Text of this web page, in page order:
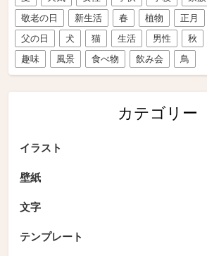
敬老の日
新生活 春 植物 正月
父の日
犬 猫 生活 男性 秋
趣味
風景 食べ物 飲み会 鳥
カテゴリー
イラスト
壁紙
文字
テンプレート